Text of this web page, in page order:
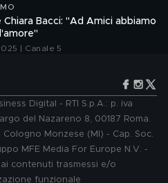
Chiara Bacci: "Ad Amici abbiamo
| Canale 5
Digital - RTI S.p.A.: p. iva
del Nazareno 8, 00187 Roma.
Monzese (MI) - Cap. Soc.
MFE Media For Europe N.V. -
contenuti trasmessi e/o
funzionale